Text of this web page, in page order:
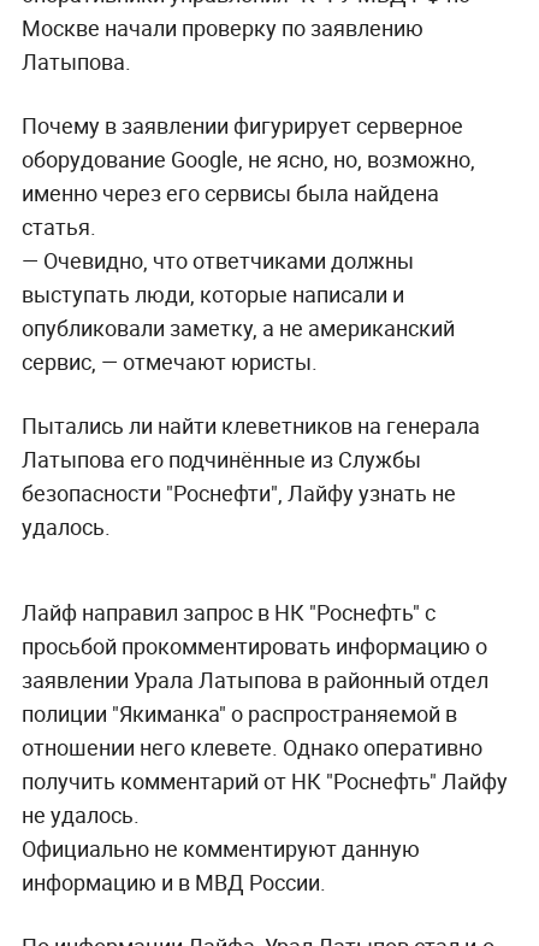
Москве начали проверку по заявлению
Латыпова.
Почему в заявлении фигурирует серверное
оборудование Google, не ясно, но, возможно,
именно через его сервисы была найдена
статья.
— Очевидно, что ответчиками должны
выступать люди, которые написали и
опубликовали заметку, а не американский
сервис, — отмечают юристы.
Пытались ли найти клеветников на генерала
Латыпова его подчинённые из Службы
безопасности "Роснефти", Лайфу узнать не
удалось.
Лайф направил запрос в НК "Роснефть" с
просьбой прокомментировать информацию о
заявлении Урала Латыпова в районный отдел
полиции "Якиманка" о распространяемой в
отношении него клевете. Однако оперативно
получить комментарий от НК "Роснефть" Лайфу
не удалось.
Официально не комментируют данную
информацию и в МВД России.